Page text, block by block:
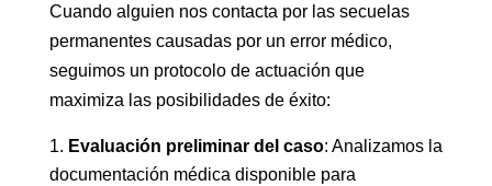
Cuando alguien nos contacta por las secuelas
permanentes causadas por un error médico,
seguimos un protocolo de actuación que
maximiza las posibilidades de éxito:
Evaluación preliminar del caso: Analizamos la
documentación médica disponible para